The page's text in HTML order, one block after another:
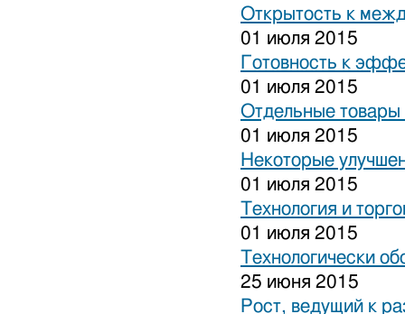
Открытость к
01 июля 2015
Готовность к
01 июля 2015
Отдельные товары
01 июля 2015
Некоторые
01 июля 2015
Технология и
01 июля 2015
Технологически
25 июня 2015
Рост, ведущий к